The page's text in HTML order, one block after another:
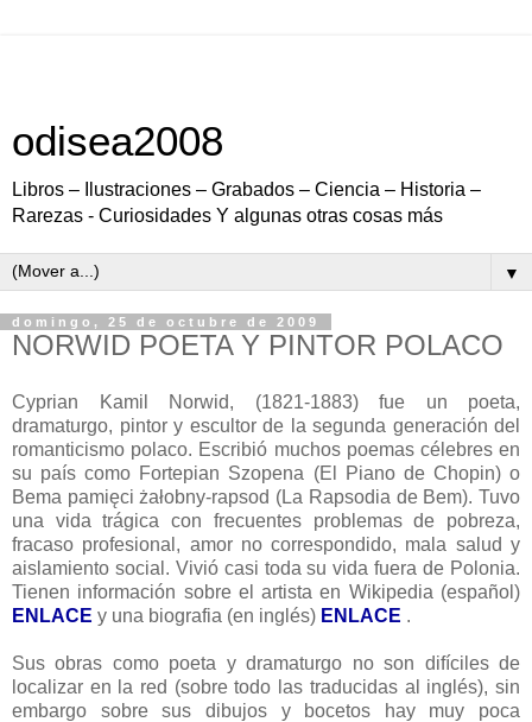
odisea2008
Libros – Ilustraciones – Grabados – Ciencia – Historia –
Rarezas - Curiosidades Y algunas otras cosas más
▼
domingo, 25 de octubre de 2009
NORWID POETA Y PINTOR POLACO
Cyprian Kamil Norwid, (1821-1883) fue un poeta,
dramaturgo, pintor y escultor de la segunda generación del
romanticismo polaco. Escribió muchos poemas célebres en
su país como Fortepian Szopena (El Piano de Chopin) o
Bema pamięci żałobny-rapsod (La Rapsodia de Bem). Tuvo
una vida trágica con frecuentes problemas de pobreza,
fracaso profesional, amor no correspondido, mala salud y
aislamiento social. Vivió casi toda su vida fuera de Polonia.
Tienen información sobre el artista en Wikipedia (español)
ENLACE y una biografia (en inglés) ENLACE .
Sus obras como poeta y dramaturgo no son difíciles de
localizar en la red (sobre todo las traducidas al inglés), sin
embargo sobre sus dibujos y bocetos hay muy poca